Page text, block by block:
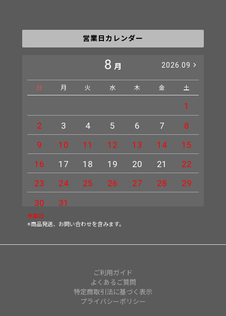
営業日カレンダー
8 月 2026.09
日 月 火 水 木 金 土
1
2
3 4 5 6 7
8
9
10 11 12 13 14
15
16
17 18 19 20 21
22
23
24 25 26 27 28
29
30
31
休業日
※商品発送、お問い合わせを含みます。
ご利用ガイド
よくあるご質問
特定商取引法に基づく表示
プライバシーポリシー